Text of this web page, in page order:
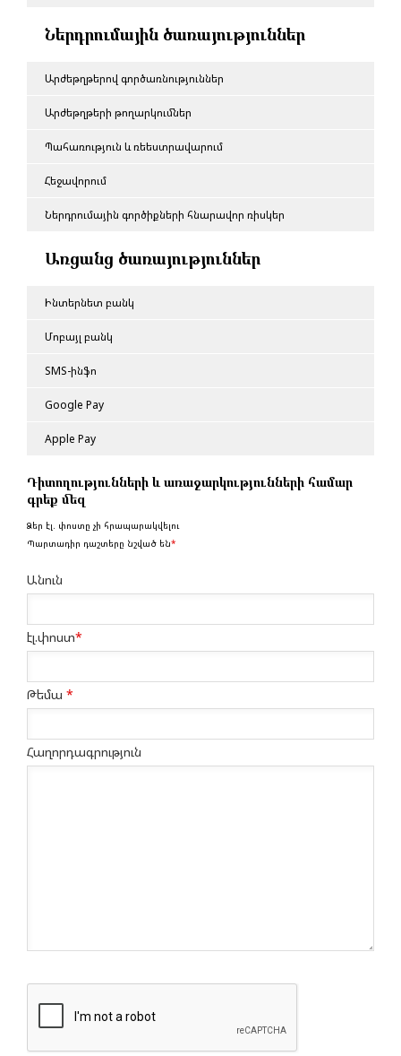
Ներդրումային ծառայություններ
Արժեթղթերով գործառնություններ
Արժեթղթերի թողարկումներ
Պահառություն և ռեեստրավարում
Հեջավորում
Ներդրումային գործիքների հնարավոր ռիսկեր
Առցանց ծառայություններ
Ինտերնետ բանկ
Մոբայլ բանկ
SMS-ինֆո
Google Pay
Apple Pay
Դիտողությունների և առաջարկությունների համար
գրեք մեզ
Ձեր էլ. փոստը չի հրապարակվելու
Պարտադիր դաշտերը նշված են*
Անուն
էլ.փոստ*
Թեմա *
Հաղորդագրություն